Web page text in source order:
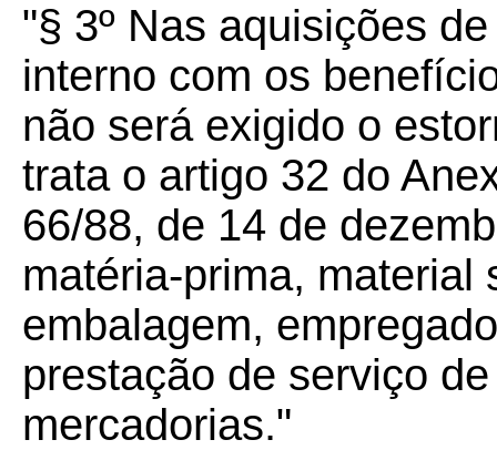
"§ 3º Nas aquisições
interno com os
não será exigido o
trata o artigo 32 do
66/88, de 14 de
matéria-prima, material
embalagem,
prestação de serviço
mercadorias."